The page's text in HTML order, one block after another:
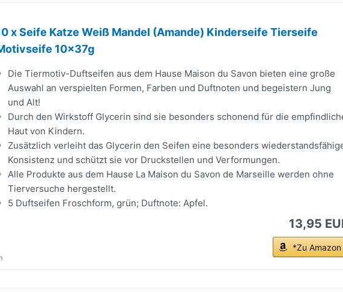
x Seife Katze Weiß Mandel (Amande) Kinderseife Tierseife
10x37g
Die Tiermotiv-Duftseifen aus dem Hause Maison du Savon bieten eine große
Auswahl an verspielten Formen, Farben und Duftnoten und begeistern Jung
und Alt!
Durch den Wirkstoff Glycerin sind sie besonders schonend für die
Haut von Kindern.
Zusätzlich verleiht das Glycerin den Seifen eine besonders
Konsistenz und schützt sie vor Druckstellen und Verformungen.
Alle Produkte aus dem Hause La Maison du Savon de Marseille werden ohne
Tierversuche hergestellt.
5 Duftseifen Froschform, grün; Duftnote: Apfel.
13,95
*Zu Amazon